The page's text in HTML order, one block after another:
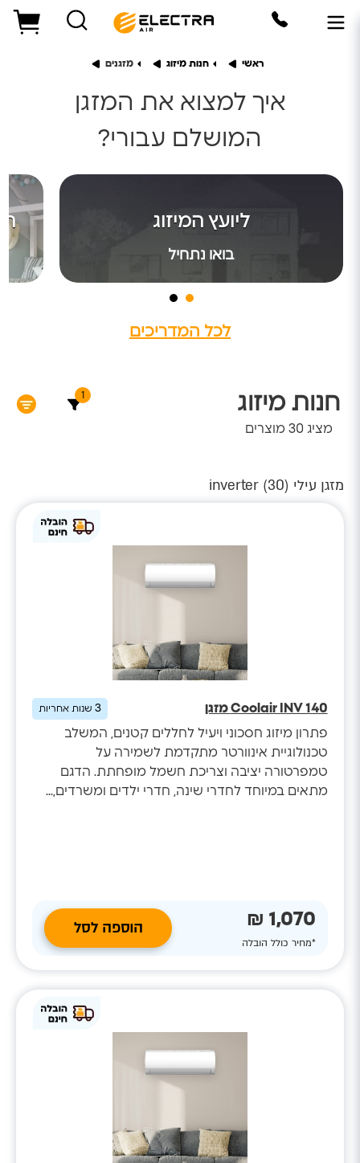
ראשי חנות מיזוג מזגנים
איך למצוא את המזגן
המושלם עבורי?
ליועץ המיזוג
בואו נתחיל
לכל המדריכים
חנות מיזוג
מציג 30 מוצרים
1
מזגן עילי inverter ( 30)
Coolair INV 140 מזגן 3שנות אחריות
פתרון מיזוג חסכוני ויעיל לחללים קטנים, המשלב
טכנולוגיית אינוורטר מתקדמת לשמירה על
טמפרטורה יציבה וצריכת חשמל מופחתת. הדגם
מתאים במיוחד לחדרי שינה, חדרי ילדים ומשרדים,...
1,070 ₪
*מחיר כולל הובלה
הוספה לסל